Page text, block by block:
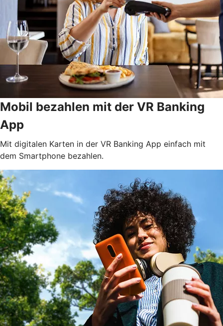
Mobil bezahlen mit der VR Banking
App
Mit digitalen Karten in der VR Banking App einfach mit
dem Smartphone bezahlen.